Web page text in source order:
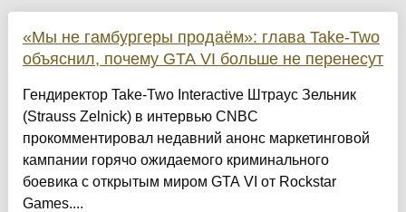
«Мы не гамбургеры продаём»: глава Take-Two
объяснил, почему GTA VI больше не перенесут
Гендиректор Take-Two Interactive Штраус Зельник
(Strauss Zelnick) в интервью CNBC
прокомментировал недавний анонс маркетинговой
кампании горячо ожидаемого криминального
боевика с открытым миром GTA VI от Rockstar
Games....